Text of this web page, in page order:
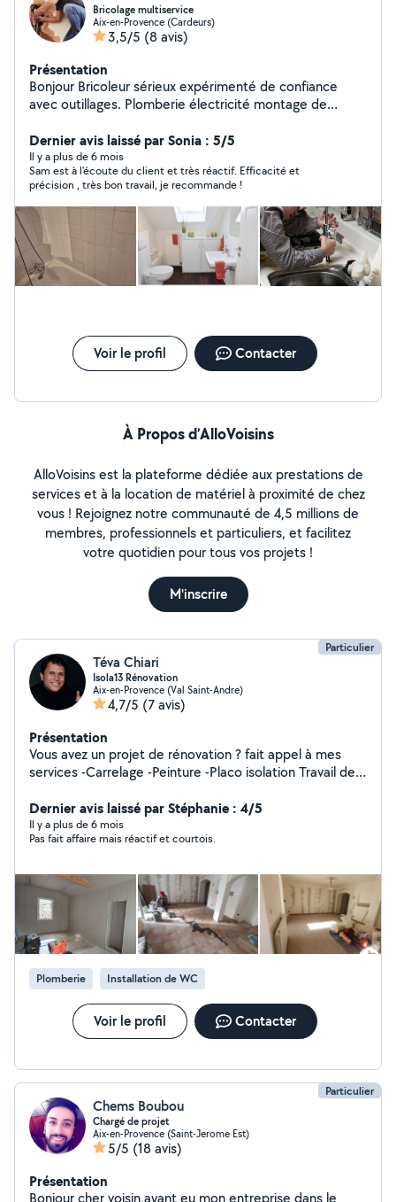
Bricolage multiservice
Aix-en-Provence (Cardeurs)
3,5/5 (8 avis)
Présentation
Bonjour Bricoleur sérieux expérimenté de confiance
avec outillages. Plomberie électricité montage de
Tableau et miroirs Socle a tél Robinetterie Chasse d
eaux Etc Travail bien fait garanti
Dernier avis laissé par Sonia : 5/5
Il y a plus de 6 mois
Sam est à l'écoute du client et très réactif. Efficacité et
précision , très bon travail, je recommande !
Voir le profil Contacter
À Propos d’AlloVoisins
AlloVoisins est la plateforme dédiée aux prestations de
services et à la location de matériel à proximité de chez
vous ! Rejoignez notre communauté de 4,5 millions de
membres, professionnels et particuliers, et facilitez
votre quotidien pour tous vos projets !
M'inscrire
Particulier
Téva Chiari
Isola13 Rénovation
Aix-en-Provence (Val Saint-Andre)
4,7/5 (7 avis)
Présentation
Vous avez un projet de rénovation ? fait appel à mes
services -Carrelage -Peinture -Placo isolation Travail de
Dernier avis laissé par Stéphanie : 4/5
Il y a plus de 6 mois
Pas fait affaire mais réactif et courtois.
Plomberie Installation de WC
Voir le profil Contacter
Particulier
Chems Boubou
Chargé de projet
Aix-en-Provence (Saint-Jerome Est)
5/5 (18 avis)
Présentation
Bonjour cher voisin,ayant eu mon entreprise dans le